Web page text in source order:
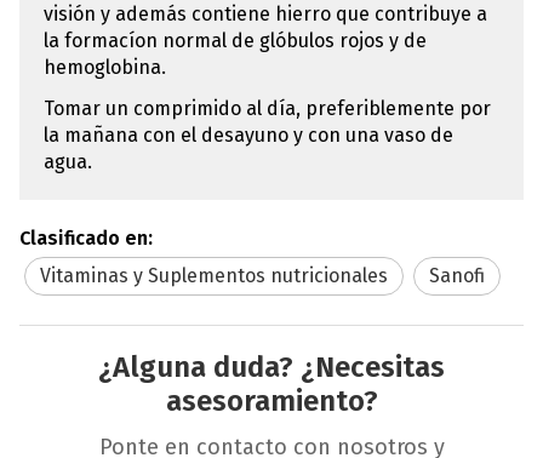
visión y además contiene hierro que contribuye a
la formacíon normal de glóbulos rojos y de
hemoglobina.
Tomar un comprimido al día, preferiblemente por
la mañana con el desayuno y con una vaso de
agua.
Clasificado en:
Vitaminas y Suplementos nutricionales
Sanofi
¿Alguna duda? ¿Necesitas
asesoramiento?
Ponte en contacto con nosotros y